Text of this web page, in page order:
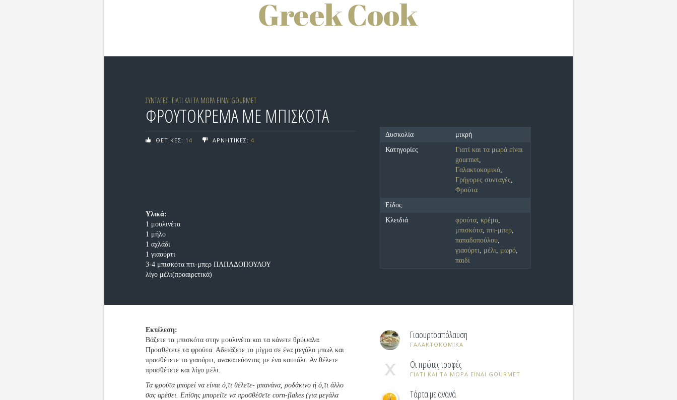
ΣΥΝΤΑΓΕΣ ΓΙΑΤΙ ΚΑΙ ΤΑ ΜΩΡΑ ΕΙΝΑΙ GOURMET
ΦΡΟΥΤΟΚΡΕΜΑ ΜΕ ΜΠΙΣΚΟΤΑ
ΘΕΤΙΚΕΣ: 14 ΑΡΝΗΤΙΚΕΣ: 4
Υλικά:
1 μουλινέτα
1 μήλο
1 αχλάδι
1 γιαούρτι
3-4 μπισκότα πτι-μπερ ΠΑΠΑΔΟΠΟΥΛΟΥ
λίγο μέλι(προαιρετικά)
Δυσκολία
μικρή
Κατηγορίες
Γιατί και τα μωρά είναι
gourmet,
Γαλακτοκομικά,
Γρήγορες συνταγές,
Φρούτα
Είδος
Κλειδιά
φρούτα,κρέμα,
μπισκότα,πτι-μπερ,
παπαδοπούλου,
γιαούρτι, μέλι, μωρό,
παιδί
Εκτέλεση:
Βάζετε τα μπισκότα στην μουλινέτα και τα κάνετε θρύψαλα.
Προσθέτετε τα φρούτα. Αδειάζετε το μίγμα σε ένα μεγάλο μπωλ και
προσθέτετε το γιαούρτι, ανακατεύοντας με ένα κουτάλι. Αν θέλετε
προσθέτετε και λίγο μέλι.
Τα φρούτα μπορεί να είναι ό,τι θέλετε- μπανάνα, ροδάκινο ή ό,τι άλλο
σας αρέσει. Επίσης μπορείτε να προσθέσετε corn-flakes (για μεγάλα
Γιαουρτοαπόλαυση
ΓΑΛΑΚΤΟΚΟΜΙΚΑ
Οι πρώτες τροφές
ΓΙΑΤΙ ΚΑΙ ΤΑ ΜΩΡΑ ΕΙΝΑΙ GOURMET
Τάρτα με ανανά